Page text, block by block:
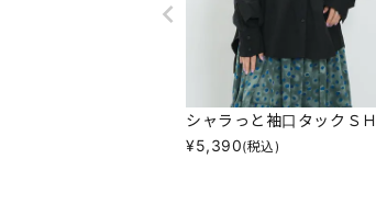
シャラっと袖口タックＳＨ
¥5,390(税込)